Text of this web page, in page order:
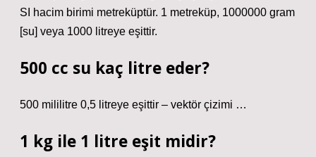
SI hacim birimi metreküptür. 1 metreküp, 1000000 gram
[su] veya 1000 litreye eşittir.
500 cc su kaç litre eder?
500 mililitre 0,5 litreye eşittir – vektör çizimi …
1 kg ile 1 litre eşit midir?